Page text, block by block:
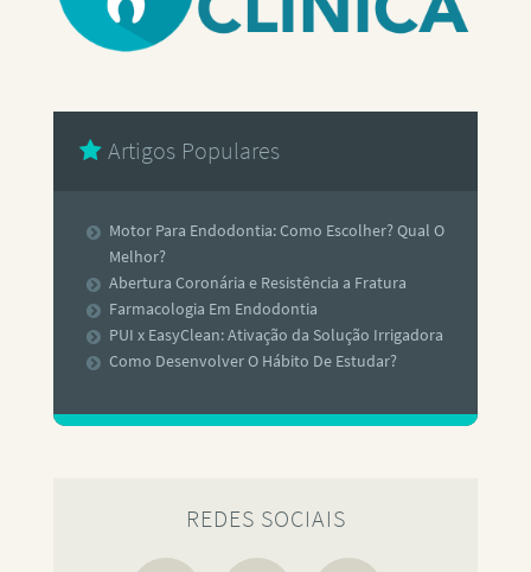
Artigos Populares
Motor Para Endodontia: Como Escolher? Qual O
Melhor?
Abertura Coronária e Resistência a Fratura
Farmacologia Em Endodontia
PUI x EasyClean: Ativação da Solução Irrigadora
Como Desenvolver O Hábito De Estudar?
REDES SOCIAIS